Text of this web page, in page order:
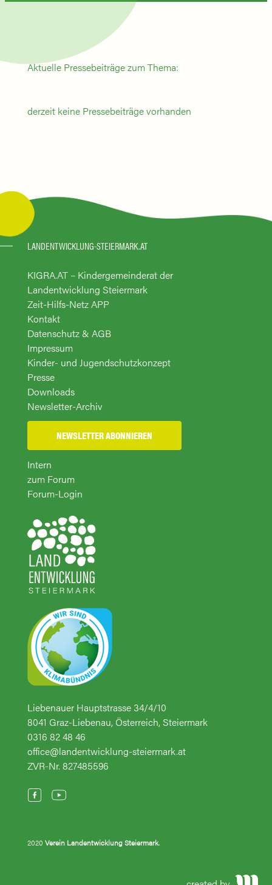
Aktuelle Pressebeiträge zum Thema:
derzeit keine Pressebeiträge vorhanden
LANDENTWICKLUNG-STEIERMARK.AT
KIGRA.AT – Kindergemeinderat der
Landentwicklung Steiermark
Zeit-Hilfs-Netz APP
Kontakt
Datenschutz & AGB
Impressum
Kinder- und Jugendschutzkonzept
Presse
Downloads
Newsletter-Archiv
NEWSLETTER ABONNIEREN
Intern
zum Forum
Forum-Login
Liebenauer Hauptstrasse 34/4/10
8041 Graz-Liebenau, Österreich, Steiermark
0316 82 48 46
office@landentwicklung-steiermark.at
ZVR-Nr. 827485596
2020Verein Landentwicklung Steiermark.